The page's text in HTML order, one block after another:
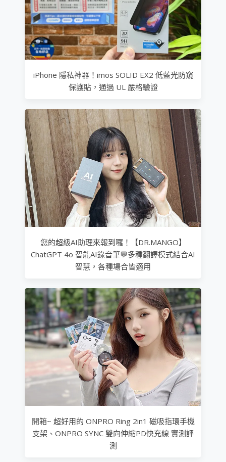
iPhone 隱私神器！imos SOLID EX2 低藍光防窺
保護貼，通過 UL 嚴格驗證
您的超級AI助理來報到囉！【DR.MANGO】
ChatGPT 4o 智能AI錄音筆💬多種翻譯模式結合AI
智慧，各種場合皆適用
開箱~ 超好用的 ONPRO Ring 2in1 磁吸指環手機
支架、ONPRO SYNC 雙向伸縮PD快充線 實測評
測